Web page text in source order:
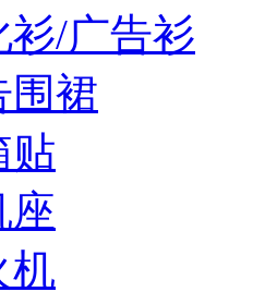
衫/广告衫
围裙
贴
座
机